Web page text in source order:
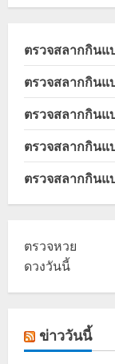
ตรวจสลากกินแ
ตรวจสลากกินแ
ตรวจสลากกินแ
ตรวจสลากกินแ
ตรวจสลากกินแ
ตรวจหวย
ดวงวันนี้
ข่าววันนี้